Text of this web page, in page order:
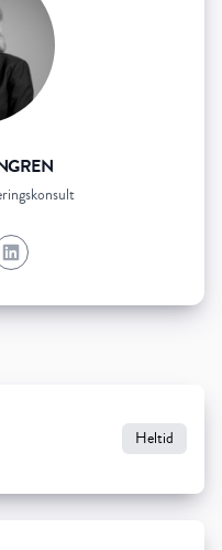
LinkedIn
Heltid